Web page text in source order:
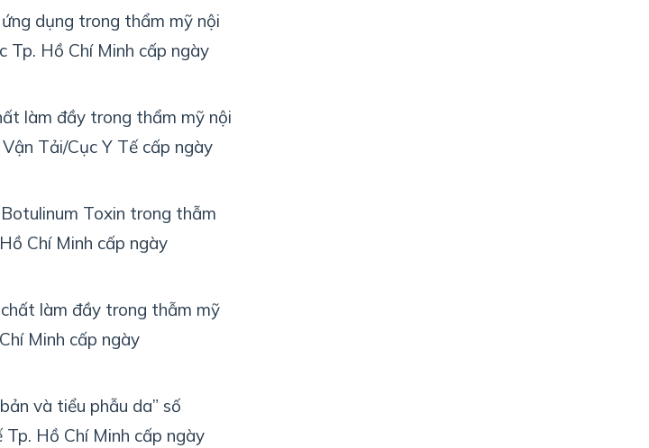
dụng trong thẩm mỹ nội
Hồ Chí Minh cấp ngày
làm đầy trong thẩm mỹ nội
Tải/Cục Y Tế cấp ngày
Toxin trong thẫm
Chí Minh cấp ngày
làm đầy trong thẫm mỹ
Minh cấp ngày
và tiểu phẫu da” số
Hồ Chí Minh cấp ngày